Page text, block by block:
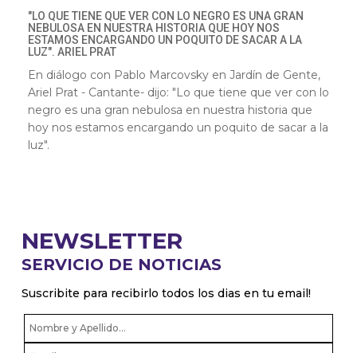
"LO QUE TIENE QUE VER CON LO NEGRO ES UNA GRAN
NEBULOSA EN NUESTRA HISTORIA QUE HOY NOS
ESTAMOS ENCARGANDO UN POQUITO DE SACAR A LA
LUZ". ARIEL PRAT
En diálogo con Pablo Marcovsky en Jardín de Gente,
Ariel Prat - Cantante- dijo: "Lo que tiene que ver con lo
negro es una gran nebulosa en nuestra historia que
hoy nos estamos encargando un poquito de sacar a la
luz".
NEWSLETTER
SERVICIO DE NOTICIAS
Suscribite para recibirlo todos los dias en tu email!